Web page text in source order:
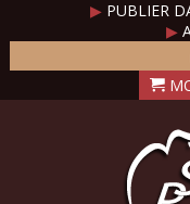
▶ PUBLIER
▶